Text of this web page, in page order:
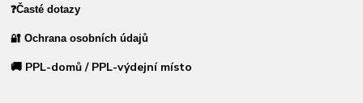
❓Časté dotazy
🔐 Ochrana osobních údajů
🚚 PPL-domů / PPL-výdejní místo